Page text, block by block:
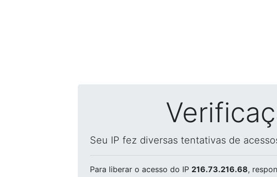
Seu IP fez diversas tentativas de
Para liberar o acesso do IP 216.73.216.68,